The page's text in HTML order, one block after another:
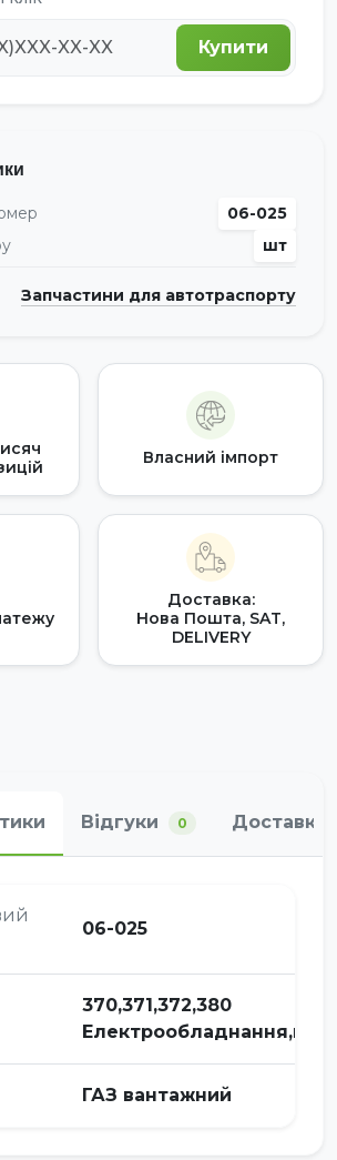
Купити
06-025
шт
Запчастини для автотраспорту
Власний імпорт
Доставка:
Нова Пошта, SAT,
DELIVERY
Відгуки 0 Доставка
06-025
370,371,372,380
ГАЗ вантажний